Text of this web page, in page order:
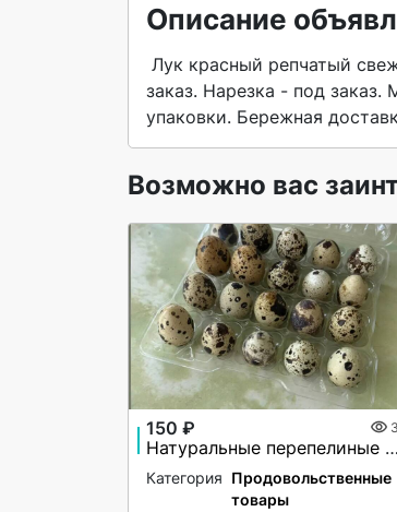
Описание
заказ. Нарезка - под заказ.
упаковки. Бережная
Возможно вас
150 ₽ 3
Натуральные перепелиные яйца для здорового питания
Категория Продовольственные
товары